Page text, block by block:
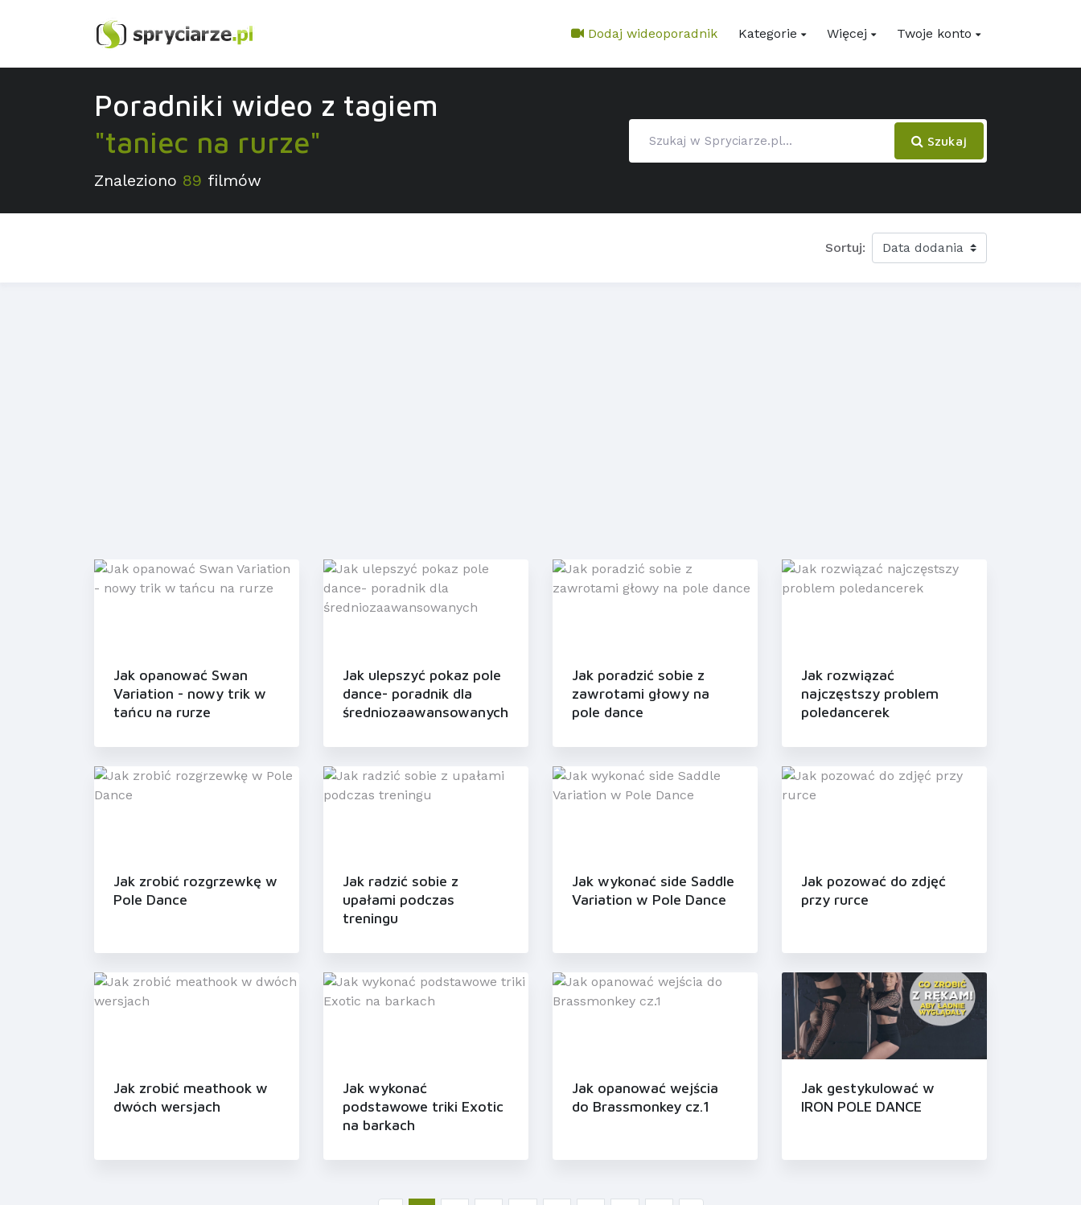
Dodaj wideoporadnik Kategorie Więcej Twoje konto
Poradniki wideo z tagiem
"taniec na rurze"
Znaleziono 89 filmów
Szukaj
Sortuj:
Jak opanować Swan
Variation - nowy trik w
tańcu na rurze
Jak ulepszyć pokaz pole
dance- poradnik dla
średniozaawansowanych
Jak poradzić sobie z
zawrotami głowy na
pole dance
Jak rozwiązać
najczęstszy problem
poledancerek
Jak zrobić rozgrzewkę w
Pole Dance
Jak radzić sobie z
upałami podczas
treningu
Jak wykonać side Saddle
Variation w Pole Dance
Jak pozować do zdjęć
przy rurce
Jak zrobić meathook w
dwóch wersjach
Jak wykonać
podstawowe triki Exotic
na barkach
Jak opanować wejścia
do Brassmonkey cz.1
Jak gestykulować w
IRON POLE DANCE